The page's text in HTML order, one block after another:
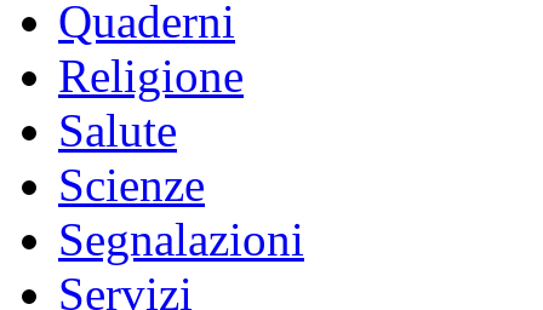
Quaderni
Religione
Salute
Scienze
Segnalazioni
Servizi